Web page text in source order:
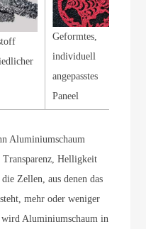
Geformtes,
individuell
angepasstes
Paneel
Aluminiumschaum
Transparenz, Helligkeit
Zellen, aus denen das
mehr oder weniger
Aluminiumschaum in